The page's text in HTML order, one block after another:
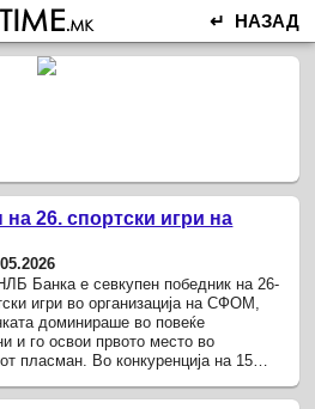
↵ НАЗАД
26. спортски игри на
Банка е севкупен победник на 26-
игри во организација на СФОМ,
доминираше во повеќе
и го освои првото место во
пласман. Во конкуренција на 15